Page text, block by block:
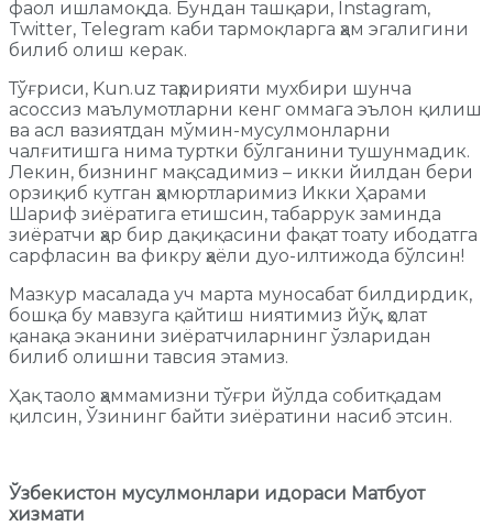
фаол ишламоқда. Бундан ташқари, Instagram,
Twitter, Telegram каби тармоқларга ҳам эгалигини
билиб олиш керак.
Тўғриси, Kun.uz таҳририяти мухбири шунча
асоссиз маълумотларни кенг оммага эълон қилиш
ва асл вазиятдан мўмин-мусулмонларни
чалғитишга нима туртки бўлганини тушунмадик.
Лекин, бизнинг мақсадимиз – икки йилдан бери
орзиқиб кутган ҳамюртларимиз Икки Ҳарами
Шариф зиёратига етишсин, табаррук заминда
зиёратчи ҳар бир дақиқасини фақат тоату ибодатга
сарфласин ва фикру ҳаёли дуо-илтижода бўлсин!
Мазкур масалада уч марта муносабат билдирдик,
бошқа бу мавзуга қайтиш ниятимиз йўқ, ҳолат
қанақа эканини зиёратчиларнинг ўзларидан
билиб олишни тавсия этамиз.
Ҳақ таоло ҳаммамизни тўғри йўлда собитқадам
қилсин, Ўзининг байти зиёратини насиб этсин.
Ўзбекистон мусулмонлари идораси Матбуот
хизмати